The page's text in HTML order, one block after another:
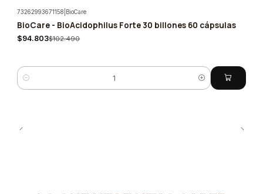
-8%
73262993671158 BioCare
BioCare - BioAcidophilus Forte 30 billones 60 cápsulas
$94.803$102.490
Cantidad